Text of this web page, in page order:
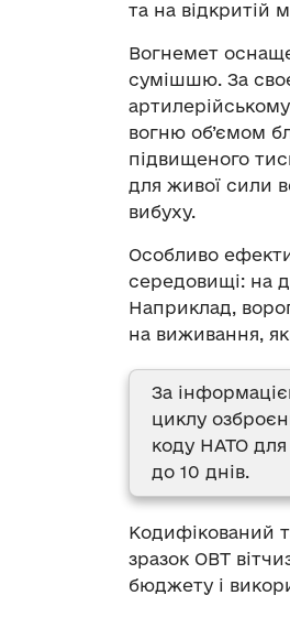
та на відкритій
Вогнемет
сумішшю. За
артилерійському
вогню об’ємом
підвищеного
для живої сили
вибуху.
Особливо
середовищі: на
Наприклад,
на виживання,
За
циклу
коду НАТО для
до 10 днів.
Кодифікований
зразок ОВТ
бюджету і